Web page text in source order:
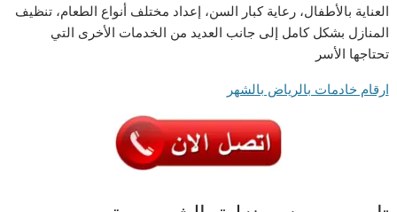
العناية بالأطفال، رعاية كبار السن، إعداد مختلف أنواع الطعام، تنظيف
المنازل بشكل كامل إلى جانب العديد من الخدمات الأخرى التي
تحتاجها الأسر
ارقام خادمات بالرياض بالشهر